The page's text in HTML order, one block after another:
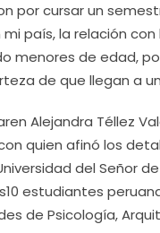
por cursar un
país, la relación
menores de edad,
de que llegan a
Alejandra Téllez
quien afinó los
del Señor
estudiantes
de Psicología,